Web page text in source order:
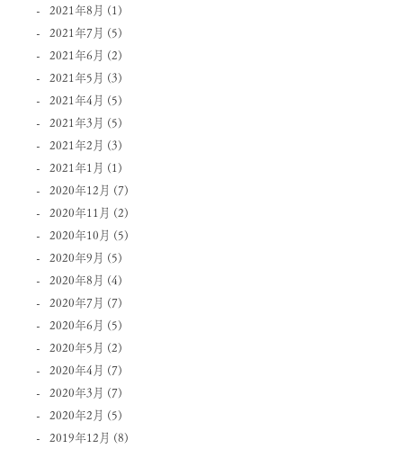
2021年8月 (1)
2021年7月 (5)
2021年6月 (2)
2021年5月 (3)
2021年4月 (5)
2021年3月 (5)
2021年2月 (3)
2021年1月 (1)
2020年12月 (7)
2020年11月 (2)
2020年10月 (5)
2020年9月 (5)
2020年8月 (4)
2020年7月 (7)
2020年6月 (5)
2020年5月 (2)
2020年4月 (7)
2020年3月 (7)
2020年2月 (5)
2019年12月 (8)